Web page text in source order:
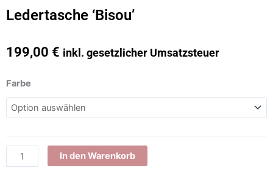
Ledertasche ‘Bisou’
199,00 € inkl. gesetzlicher Umsatzsteuer
Farbe
Ledertasche
'Bisou'
Menge
In den Warenkorb